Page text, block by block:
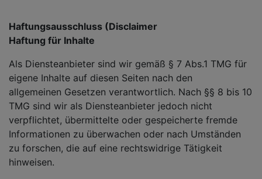
Haftungsausschluss (Disclaimer
Haftung für Inhalte
Als Diensteanbieter sind wir gemäß § 7 Abs.1 TMG für
eigene Inhalte auf diesen Seiten nach den
allgemeinen Gesetzen verantwortlich. Nach §§ 8 bis 10
TMG sind wir als Diensteanbieter jedoch nicht
verpflichtet, übermittelte oder gespeicherte fremde
Informationen zu überwachen oder nach Umständen
zu forschen, die auf eine rechtswidrige Tätigkeit
hinweisen.